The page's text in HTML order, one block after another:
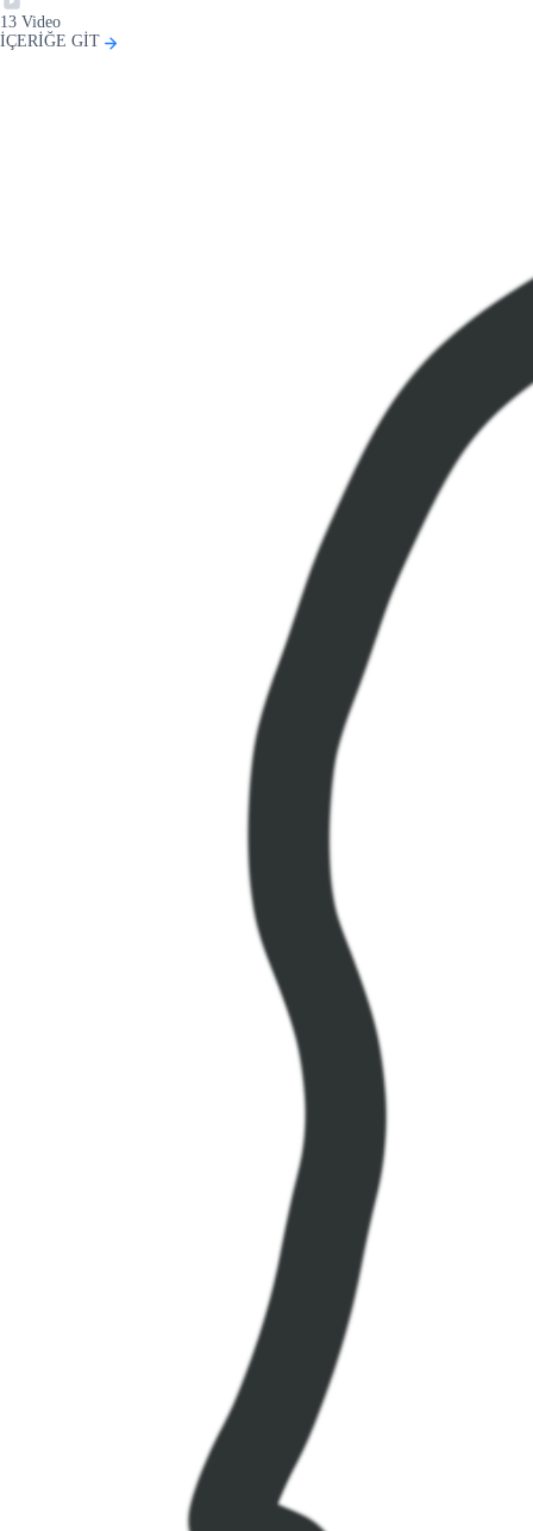
13 Video
İÇERİĞE GİT